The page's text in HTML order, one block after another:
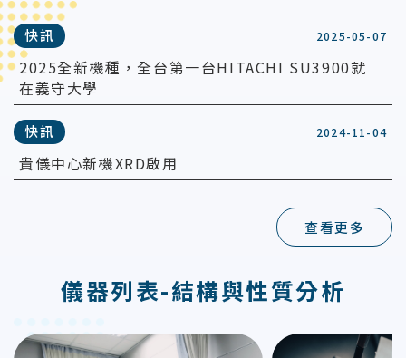
快訊
2025全新機種，全台第一台HITACHI SU3900就
在義守大學
2025-05-07
快訊
貴儀中心新機XRD啟用
2024-11-04
查看更多
儀器列表-結構與性質分析